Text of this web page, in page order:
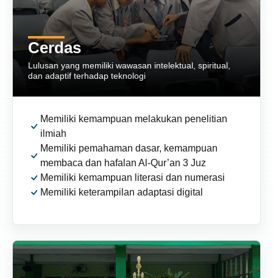
Cerdas
Lulusan yang memiliki wawasan intelektual, spiritual,
dan adaptif terhadap teknologi
Cerdas
Lulusan yang memiliki wawasan intelektual, spiritual,
dan adaptif terhadap teknologi
Memiliki kemampuan melakukan penelitian
ilmiah
Memiliki pemahaman dasar, kemampuan
membaca dan hafalan Al-Qur’an 3 Juz
Memiliki kemampuan literasi dan numerasi
Memiliki keterampilan adaptasi digital
Berakhlak Mulia
Lulusan yang mengedepankan adab, berpegang teguh
pada syariat, dan peduli terhadap sesama